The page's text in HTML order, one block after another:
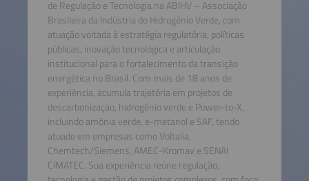
de Regulação e Tecnologia na ABIHV – Associação
Brasileira da Indústria do Hidrogênio Verde, com
atuação voltada à estratégia regulatória, políticas
públicas, inovação tecnológica e articulação
institucional para o fortalecimento da transição
energética no Brasil. Com mais de 18 anos de
experiência, acumula trajetória em projetos de
descarbonização, hidrogênio verde e Power-to-X,
incluindo amônia verde, e-metanol e SAF, tendo
atuado em empresas como Voltalia,
Chemtech/Siemens, AMEC-Kromav e SENAI
CIMATEC. Sua experiência reúne regulação,